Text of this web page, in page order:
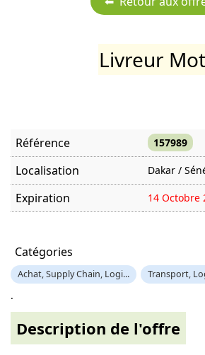
Livreur
Référence 157989
Localisation Dakar /
Expiration 14 Octobre
Catégories
Achat, Supply Chain, Logi... Transport,
.
Description de l'offre